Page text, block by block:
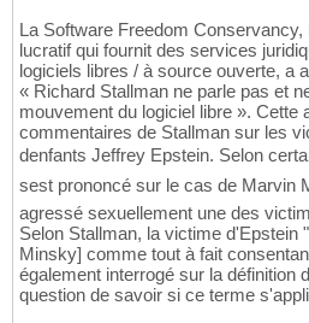
La Software Freedom Conservancy,
lucratif qui fournit des services
logiciels libres / à source ouverte, a
« Richard Stallman ne parle pas et
mouvement du logiciel libre ». Cette
commentaires de Stallman sur les
denfants Jeffrey Epstein. Selon
sest prononcé sur le cas de Marvin
agressé sexuellement une des
Selon Stallman, la victime d'Epstein
Minsky] comme tout à fait
également interrogé sur la définition
question de savoir si ce terme